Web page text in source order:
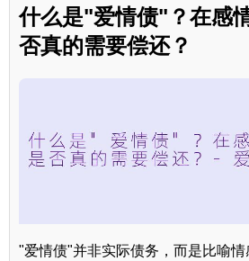
什么是"爱情债"？在感
否真的需要偿还？
"爱情债"并非实际债务，而是比喻情